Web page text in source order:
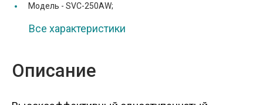
Модель - SVC-250AW;
Все характеристики
Описание